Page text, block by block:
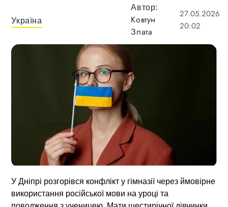
Україна
Автор:
Ковтун
Злата
27.05.2026
20:02
У Дніпрі розгорівся конфлікт у гімназії через ймовірне
використання російської мови на уроці та